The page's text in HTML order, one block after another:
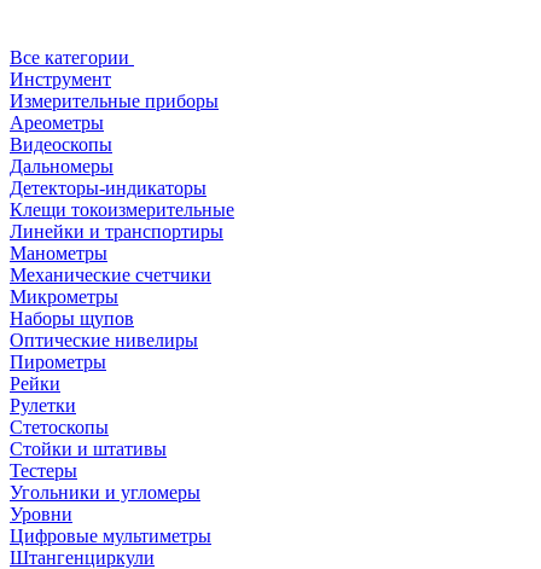
Все категории
Инструмент
Измерительные приборы
Ареометры
Видеоскопы
Дальномеры
Детекторы-индикаторы
Клещи токоизмерительные
Линейки и транспортиры
Манометры
Механические счетчики
Микрометры
Наборы щупов
Оптические нивелиры
Пирометры
Рейки
Рулетки
Стетоскопы
Стойки и штативы
Тестеры
Угольники и угломеры
Уровни
Цифровые мультиметры
Штангенциркули